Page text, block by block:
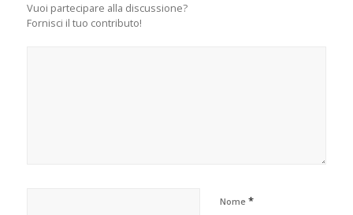
Vuoi partecipare alla discussione?
Fornisci il tuo contributo!
Nome *